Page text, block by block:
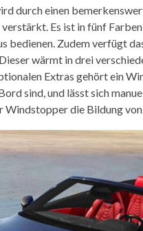
durch einen
Es ist in fünf
bedienen. Zudem verfügt
wärmt in drei
Extras gehört ein
sind, und lässt sich
die Bildung